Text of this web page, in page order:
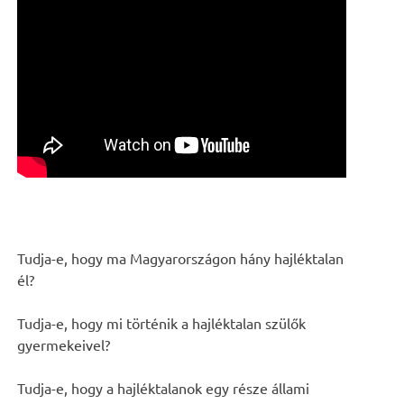
Tudja-e, hogy ma Magyarországon hány hajléktalan
él?
Tudja-e, hogy mi történik a hajléktalan szülők
gyermekeivel?
Tudja-e, hogy a hajléktalanok egy része állami